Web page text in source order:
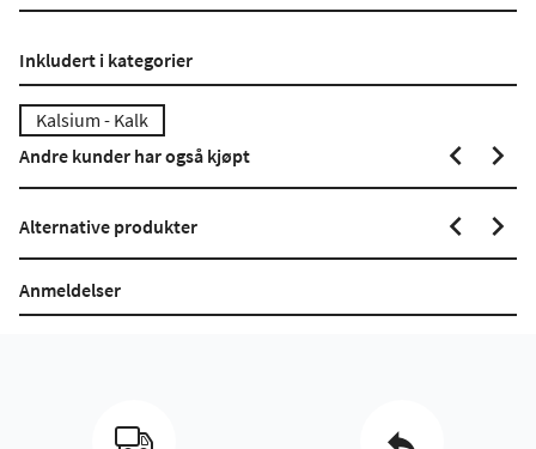
Inkludert i kategorier
Kalsium - Kalk
Andre kunder har også kjøpt
Alternative produkter
Anmeldelser